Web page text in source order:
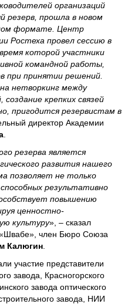
организаций
резерв, прошла в новом
формате. Центр
Ростеха провел сессию в
которой участники
командной работы,
при принятии решений.
нетворкинг между
крепких связей
пригодится резервистам в
директор Академии
резерва является
развития нашего
позволяет не только
результативно
повышению
ценностно-
культуру», – сказал
«Швабе», член Бюро Союза
Калюгин
участие представители
завода, Красногорского
завода оптического
завода, НИИ